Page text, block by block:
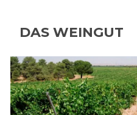
DAS WEINGUT